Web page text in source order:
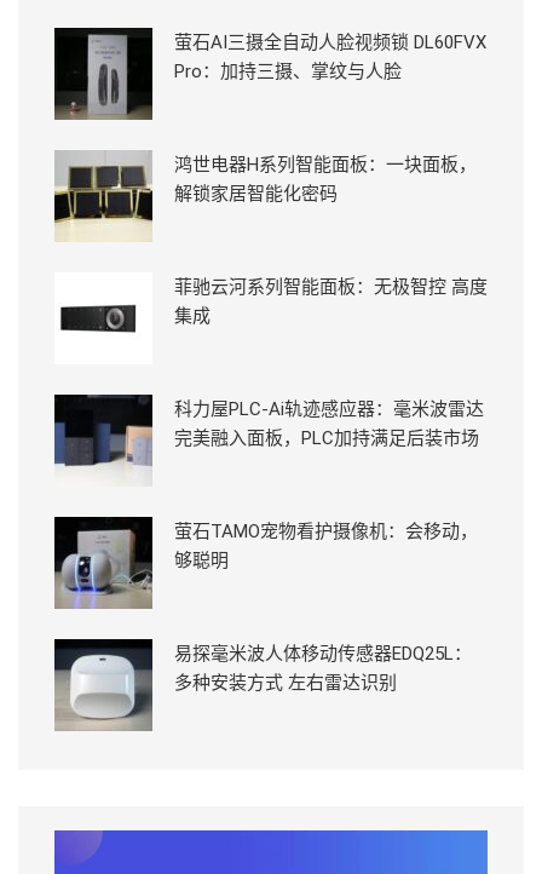
萤石AI三摄全自动人脸视频锁 DL60FVX
Pro：加持三摄、掌纹与人脸
鸿世电器H系列智能面板：一块面板，
解锁家居智能化密码
菲驰云河系列智能面板：无极智控 高度
集成
科力屋PLC-Ai轨迹感应器：毫米波雷达
完美融入面板，PLC加持满足后装市场
萤石TAMO宠物看护摄像机：会移动，
够聪明
易探毫米波人体移动传感器EDQ25L：
多种安装方式 左右雷达识别